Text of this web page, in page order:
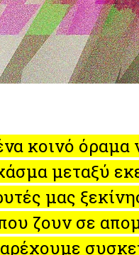
κοινό όραμα
μεταξύ
μας
ζουν σε